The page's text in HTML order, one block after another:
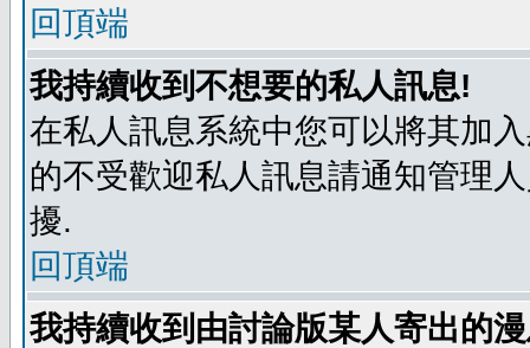
回頂端
我持續收到不想要的私人訊息!
在私人訊息系統中您可以將其加
的不受歡迎私人訊息請通知管理
擾.
回頂端
我持續收到由討論版某人寄出的